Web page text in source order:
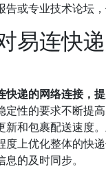
或专业技术论坛
易连快
递的网络连接，
定性的要求不断提
新和包裹配送速度
度上优化整体的快
的及时同步。